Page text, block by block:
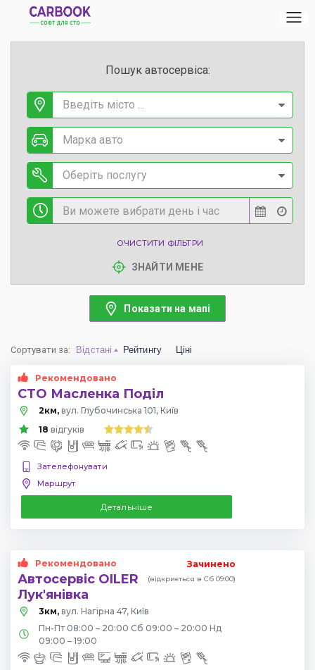
Пошук автосервіса:
Введіть місто ...
Марка авто
Оберіть послугу
ОЧИСТИТИ ФІЛЬТРИ
ЗНАЙТИ МЕНЕ
Показати на мапі
Сортувати за: Відстані Рейтингу Ціні
Рекомендовано
СТО Масленка Поділ
2км, вул. Глубочинська 101, Київ
18 відгуків
Зателефонувати
Маршрут
Детальніше
Рекомендовано
Автосервіс OILER
Лук'янівка
Зачинено
(відкриється в Сб 09:00)
3км, вул. Нагірна 47, Київ
Пн-Пт 08:00 – 20:00 Сб 09:00 – 20:00 Нд
09:00 – 19:00